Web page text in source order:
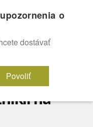
na
o
dostávať
Povoliť